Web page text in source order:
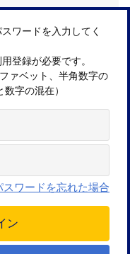
ワードを入力してく
登録が必要です。
ァベット、半角数字の
字の混在）
スワードを忘れた場合